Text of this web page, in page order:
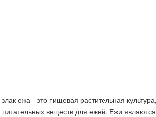
ежа - это пищевая растительная
питательных веществ для ежей. Ежи